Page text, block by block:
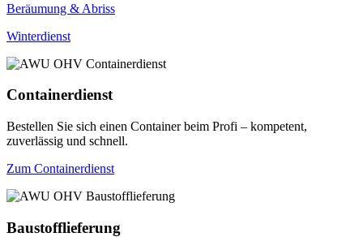
Beräumung & Abriss
Winterdienst
Containerdienst
Bestellen Sie sich einen Container beim Profi – kompetent,
zuverlässig und schnell.
Zum Containerdienst
Baustofflieferung